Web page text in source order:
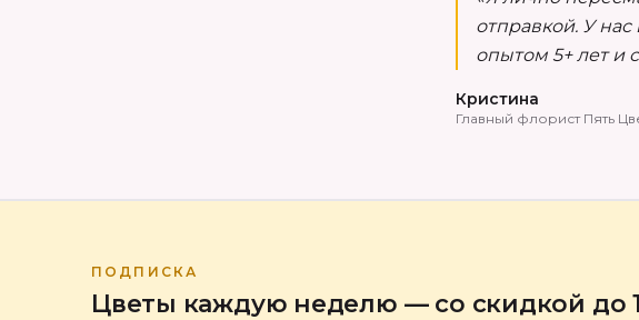
отправкой. У
опытом 5+ лет и
Кристина
Главный флорист Пять
ПОДПИСКА
Цветы каждую неделю — со скидкой до